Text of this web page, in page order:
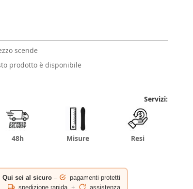
scende
prodotto è disponibile
Servizi:
48h Misure Resi
Qui sei al sicuro –
pagamenti protetti
spedizione rapida +
assistenza